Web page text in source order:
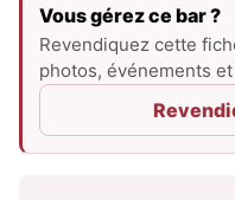
Vous gérez ce bar ?
Revendiquez cette
photos, événements